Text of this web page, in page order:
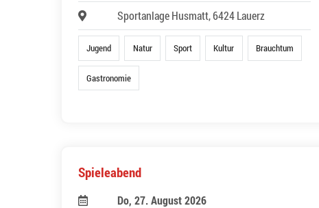
Sportanlage Husmatt, 6424 Lauerz
Jugend Natur Sport Kultur Brauchtum
Gastronomie
Spieleabend
Do, 27. August 2026